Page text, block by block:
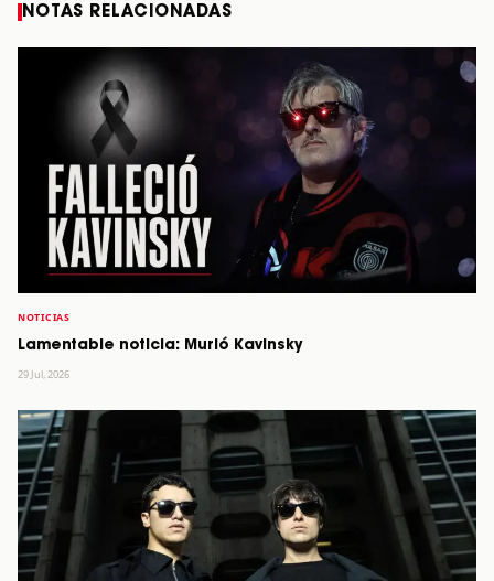
NOTAS RELACIONADAS
NOTICIAS
Lamentable noticia: Murió Kavinsky
29 Jul, 2026